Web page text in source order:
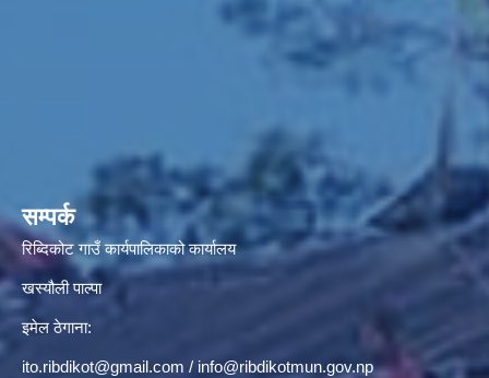
सम्पर्क
रिब्दिकोट गाउँ कार्यपालिकाको कार्यालय
खस्यौली पाल्पा
इमेल ठेगाना:
ito.ribdikot@gmail.com / info@ribdikotmun.gov.np